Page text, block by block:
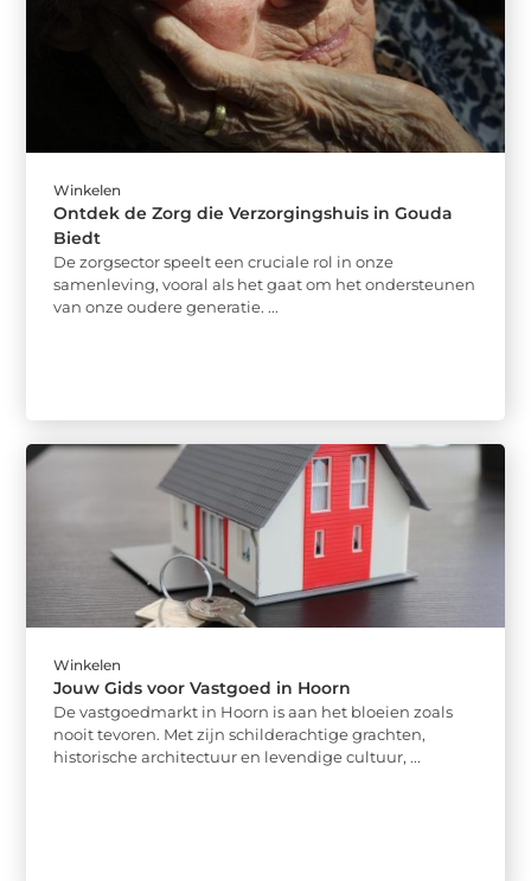
Winkelen
Ontdek de Zorg die Verzorgingshuis in Gouda
Biedt
De zorgsector speelt een cruciale rol in onze
samenleving, vooral als het gaat om het ondersteunen
van onze oudere generatie. ...
Winkelen
Jouw Gids voor Vastgoed in Hoorn
De vastgoedmarkt in Hoorn is aan het bloeien zoals
nooit tevoren. Met zijn schilderachtige grachten,
historische architectuur en levendige cultuur, ...